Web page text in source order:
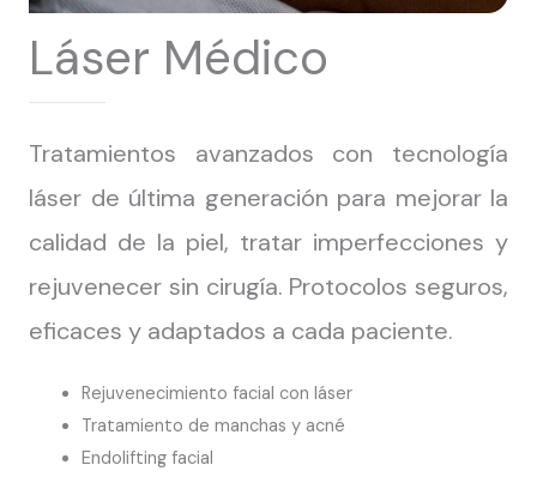
Láser Médico
Tratamientos avanzados con tecnología
láser de última generación para mejorar la
calidad de la piel, tratar imperfecciones y
rejuvenecer sin cirugía. Protocolos seguros,
eficaces y adaptados a cada paciente.
Rejuvenecimiento facial con láser
Tratamiento de manchas y acné
Endolifting facial